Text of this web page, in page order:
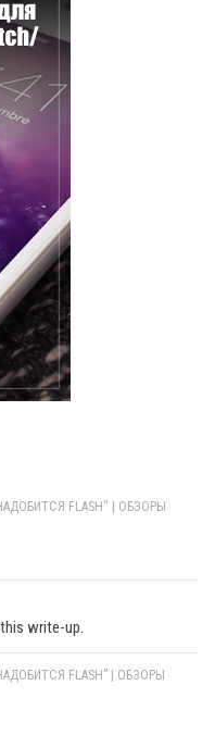
FLASH" | ОБЗОРЫ
write-up.
FLASH” | ОБЗОРЫ